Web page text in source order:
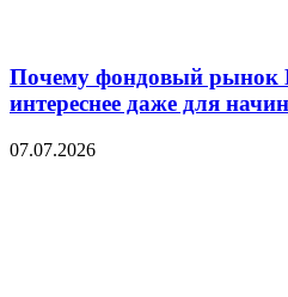
Почему фондовый рынок
интереснее даже для
07.07.2026